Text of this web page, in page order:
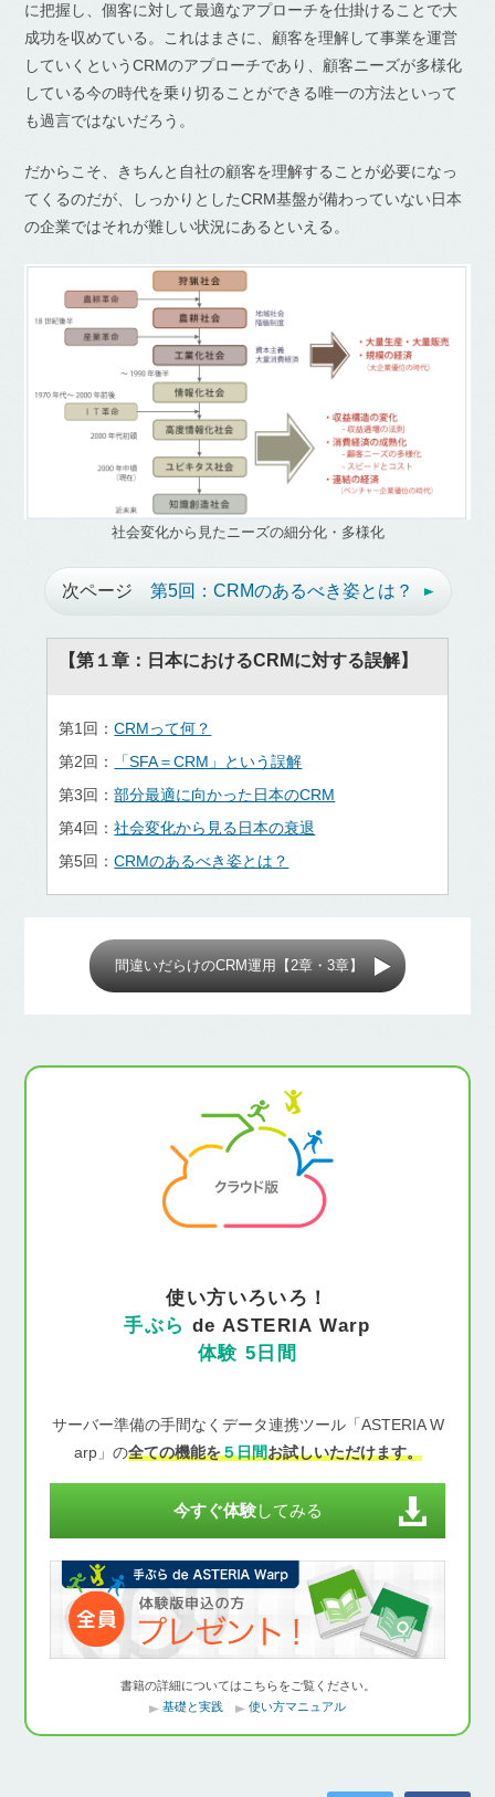
に把握し、個客に対して最適なアプローチを仕掛けることで大
成功を収めている。これはまさに、顧客を理解して事業を運営
していくというCRMのアプローチであり、顧客ニーズが多様化
している今の時代を乗り切ることができる唯一の方法といって
も過言ではないだろう。
だからこそ、きちんと自社の顧客を理解することが必要になっ
てくるのだが、しっかりとしたCRM基盤が備わっていない日本
の企業ではそれが難しい状況にあるといえる。
社会変化から見たニーズの細分化・多様化
次ページ 第5回：CRMのあるべき姿とは？
【第１章：日本におけるCRMに対する誤解】
第1回：CRMって何？
第2回：
「SFA＝CRM」という誤解
第3回：部分最適に向かった日本のCRM
第4回：社会変化から見る日本の衰退
第5回：CRMのあるべき姿とは？
間違いだらけのCRM運用【2章・3章】
使い方いろいろ！
手ぶら de ASTERIA Warp
体験 5日間
サーバー準備の手間なくデータ連携ツール「ASTERIA W
arp」の全ての機能を５日間お試しいただけます。
今すぐ体験してみる
書籍の詳細についてはこちらをご覧ください。
基礎と実践
使い方マニュアル